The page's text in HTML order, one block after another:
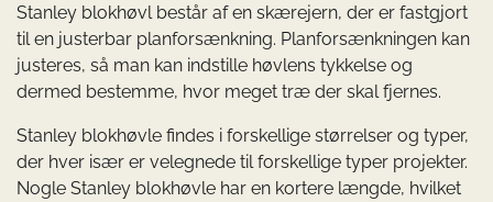
Stanley blokhøvl består af en skærejern, der er fastgjort
til en justerbar planforsænkning. Planforsænkningen kan
justeres, så man kan indstille høvlens tykkelse og
dermed bestemme, hvor meget træ der skal fjernes.
Stanley blokhøvle findes i forskellige størrelser og typer,
der hver især er velegnede til forskellige typer projekter.
Nogle Stanley blokhøvle har en kortere længde, hvilket